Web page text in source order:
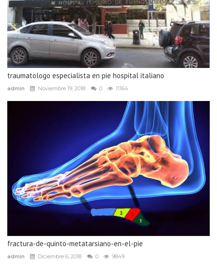
traumatologo especialista en pie hospital italiano
admin Noviembre 19, 2018 0 11164
fractura-de-quinto-metatarsiano-en-el-pie
admin Diciembre 6, 2018 0 9849